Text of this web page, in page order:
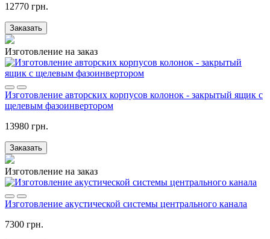
12770 грн.
Заказать
Изготовление на заказ
Изготовление авторских корпусов колонок - закрытый ящик с
щелевым фазоинвертором
13980 грн.
Заказать
Изготовление на заказ
Изготовление акустической системы центрального канала
7300 грн.